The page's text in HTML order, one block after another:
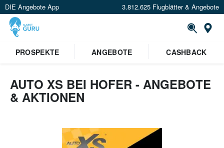
DIE Angebote App 3.812.625 Flugblätter & Angebote
Standort festlegen
PROSPEKTE ANGEBOTE CASHBACK
AUTO XS BEI HOFER - ANGEBOTE
& AKTIONEN